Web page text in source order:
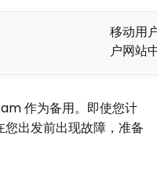
移动用
户网站
作为备用。即使您计
出发前出现故障，准备